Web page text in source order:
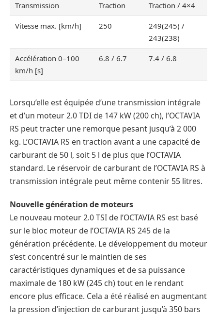
Transmission Traction Traction / 4×4
Vitesse max. [km/h] 250
249(245) /
243(238)
Accélération 0–100
km/h [s]
6.8 / 6.7 7.4 / 6.8
Lorsqu’elle est équipée d’une transmission intégrale
et d’un moteur 2.0 TDI de 147 kW (200 ch), l’OCTAVIA
RS peut tracter une remorque pesant jusqu’à 2 000
kg. L’OCTAVIA RS en traction avant a une capacité de
carburant de 50 l, soit 5 l de plus que l’OCTAVIA
standard. Le réservoir de carburant de l’OCTAVIA RS à
transmission intégrale peut même contenir 55 litres.
Nouvelle génération de moteurs
Le nouveau moteur 2.0 TSI de l’OCTAVIA RS est basé
sur le bloc moteur de l’OCTAVIA RS 245 de la
génération précédente. Le développement du moteur
s’est concentré sur le maintien de ses
caractéristiques dynamiques et de sa puissance
maximale de 180 kW (245 ch) tout en le rendant
encore plus efficace. Cela a été réalisé en augmentant
la pression d’injection de carburant jusqu’à 350 bars